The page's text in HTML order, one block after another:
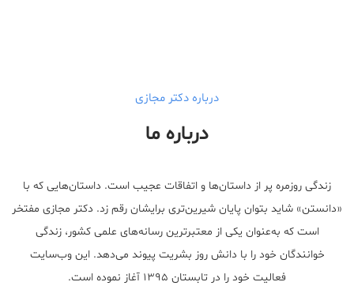
درباره دکتر مجازی
درباره ما
زندگی روزمره پر از داستان‌ها و اتفاقات عجیب است. داستان‌هایی که با
«دانستن» شاید بتوان پایان شیرین‌تری برایشان رقم زد. دکتر مجازی مفتخر
است که به‌عنوان یکی از معتبر‌ترین رسانه‌های علمی کشور، زندگی
خوانندگان خود را با دانش روز بشریت پیوند می‌دهد. این وب‌سایت
فعالیت خود را در تابستان ۱۳۹۵ آغاز نموده است.